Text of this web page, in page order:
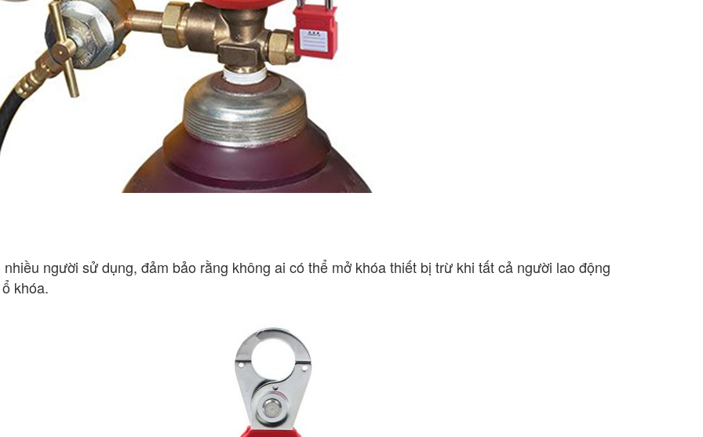
người sử dụng, đảm bảo rằng không ai có thể mở khóa thiết bị trừ khi tất cả người lao động
khóa.